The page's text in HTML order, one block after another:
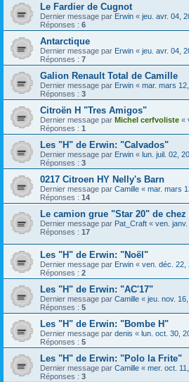
Le Fardier de Cugnot
Dernier message par Erwin « jeu. avr. 04,
Réponses : 6
Antarctique
Dernier message par Erwin « jeu. avr. 04,
Réponses : 7
Galion Renault Total de Camille
Dernier message par Erwin « mar. mars
Réponses : 3
Citroën H "Tres Amigos"
Dernier message par Michel cerfvoliste «
Réponses : 1
Les "H" de Erwin: "Calvados"
Dernier message par Erwin « lun. juil. 02,
Réponses : 3
0217 Citroen HY Nelly's Barn
Dernier message par Camille « mar. mars
Réponses : 14
Le camion grue "Star 20" de
Dernier message par Pat_Craft « ven.
Réponses : 17
Les "H" de Erwin: "Noël"
Dernier message par Erwin « ven. déc. 22,
Réponses : 2
Les "H" de Erwin: "AC'17"
Dernier message par Camille « jeu. nov.
Réponses : 5
Les "H" de Erwin: "Bombe H"
Dernier message par denis « lun. oct. 30,
Réponses : 5
Les "H" de Erwin: "Polo la Frite"
Dernier message par Camille « mer. oct.
Réponses : 3